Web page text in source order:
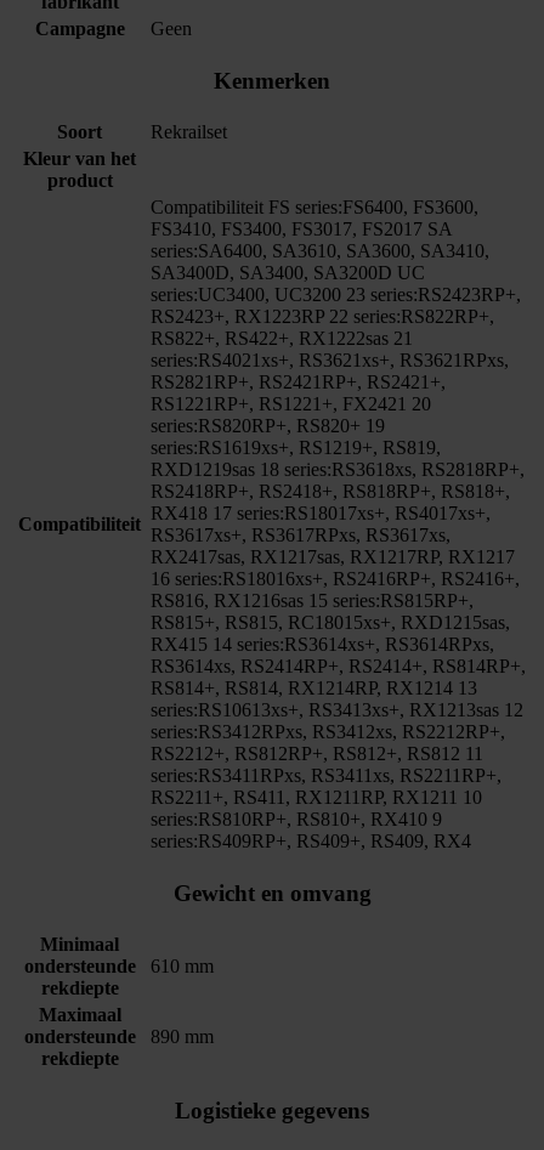
Campagne
Geen
Kenmerken
Soort
Rekrailset
Kleur van het
product
Compatibiliteit
Compatibiliteit FS series:FS6400, FS3600,
FS3410, FS3400, FS3017, FS2017 SA
series:SA6400, SA3610, SA3600, SA3410,
SA3400D, SA3400, SA3200D UC
series:UC3400, UC3200 23 series:RS2423RP+,
RS2423+, RX1223RP 22 series:RS822RP+,
RS822+, RS422+, RX1222sas 21
series:RS4021xs+, RS3621xs+, RS3621RPxs,
RS2821RP+, RS2421RP+, RS2421+,
RS1221RP+, RS1221+, FX2421 20
series:RS820RP+, RS820+ 19
series:RS1619xs+, RS1219+, RS819,
RXD1219sas 18 series:RS3618xs, RS2818RP+,
RS2418RP+, RS2418+, RS818RP+, RS818+,
RX418 17 series:RS18017xs+, RS4017xs+,
RS3617xs+, RS3617RPxs, RS3617xs,
RX2417sas, RX1217sas, RX1217RP, RX1217
16 series:RS18016xs+, RS2416RP+, RS2416+,
RS816, RX1216sas 15 series:RS815RP+,
RS815+, RS815, RC18015xs+, RXD1215sas,
RX415 14 series:RS3614xs+, RS3614RPxs,
RS3614xs, RS2414RP+, RS2414+, RS814RP+,
RS814+, RS814, RX1214RP, RX1214 13
series:RS10613xs+, RS3413xs+, RX1213sas 12
series:RS3412RPxs, RS3412xs, RS2212RP+,
RS2212+, RS812RP+, RS812+, RS812 11
series:RS3411RPxs, RS3411xs, RS2211RP+,
RS2211+, RS411, RX1211RP, RX1211 10
series:RS810RP+, RS810+, RX410 9
series:RS409RP+, RS409+, RS409, RX4
Gewicht en omvang
Minimaal
ondersteunde
rekdiepte
610 mm
Maximaal
ondersteunde
rekdiepte
890 mm
Logistieke gegevens